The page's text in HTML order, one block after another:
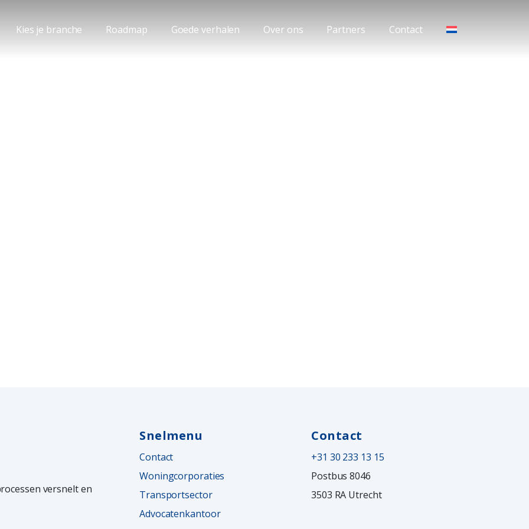
Kies je branche Roadmap Goede verhalen Over ons Partners Contact
versnelt en
Snelmenu
Contact
Woningcorporaties
Transportsector
Advocatenkantoor
Contact
+31 30 233 13 15
Postbus 8046
3503 RA Utrecht